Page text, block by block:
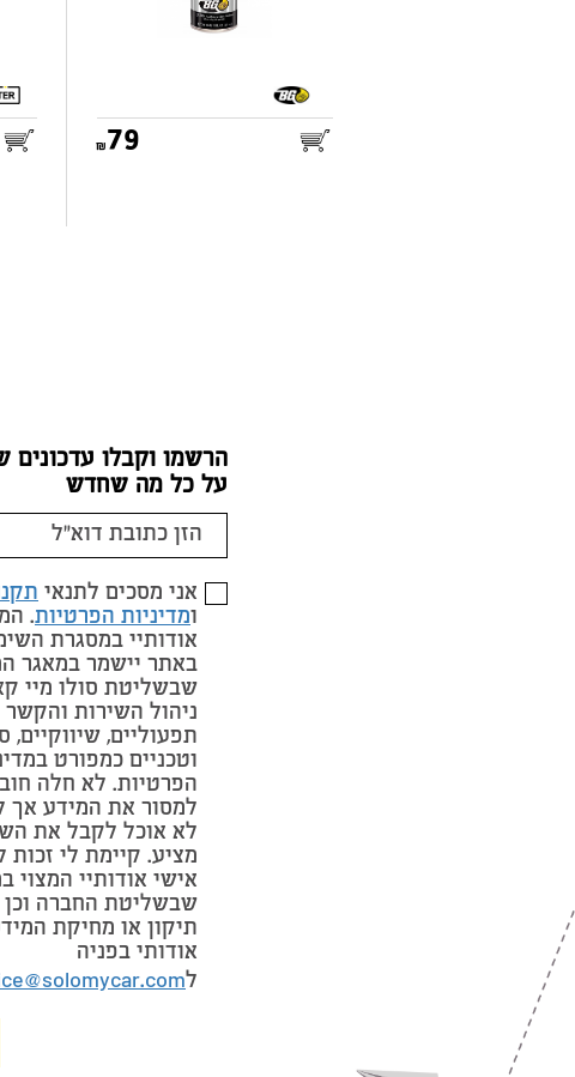
79
הרשמו וקבלו עדכונים
על כל מה שחדש
אני מסכים לתנאי
ומדיניות הפרטיות.
אודותיי במסגרת
באתר יישמר במאגר
שבשליטת סולו מיי
ניהול השירות והקשר
תפעוליים, שיווקיים,
וטכניים כמפורט
הפרטיות. לא חלה
למסור את המידע אך
לא אוכל לקבל את
מציע. קיימת לי זכות
אישי אודותיי המצוי
שבשליטת החברה
תיקון או מחיקת
אודותי בפניה
ל